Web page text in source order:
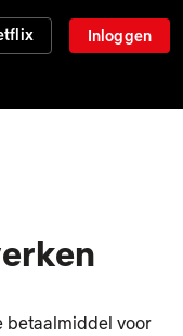
Inloggen
betaalmiddel voor